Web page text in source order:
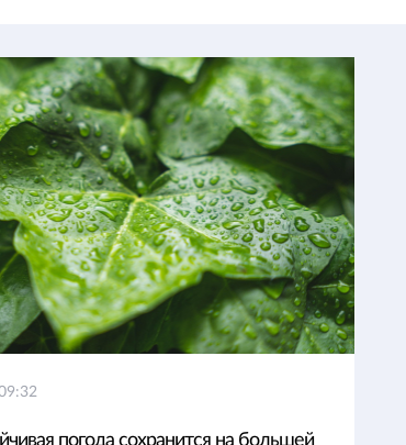
погода сохранится на большей